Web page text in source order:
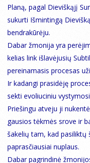
Planą, pagal Dieviškąjį
sukurti Išmintingą
bendrakūrėju.
Dabar žmonija yra
kelias link išlavėjusių
pereinamasis procesas
Ir kadangi prasidėję
sekti evoliuciniu
Priešingu atveju ji
gausios tėkmės srove ir
šakelių tam, kad pasiliktų
paprasčiausiai nuplaus.
Dabar pagrindinė